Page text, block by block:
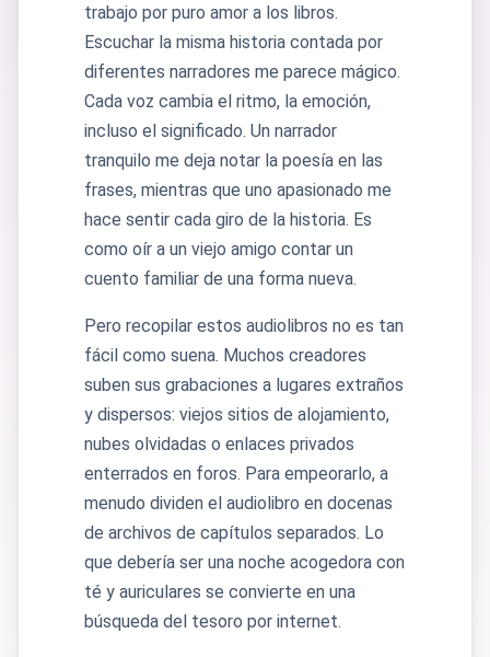
trabajo por puro amor a los libros.
Escuchar la misma historia contada por
diferentes narradores me parece mágico.
Cada voz cambia el ritmo, la emoción,
incluso el significado. Un narrador
tranquilo me deja notar la poesía en las
frases, mientras que uno apasionado me
hace sentir cada giro de la historia. Es
como oír a un viejo amigo contar un
cuento familiar de una forma nueva.
Pero recopilar estos audiolibros no es tan
fácil como suena. Muchos creadores
suben sus grabaciones a lugares extraños
y dispersos: viejos sitios de alojamiento,
nubes olvidadas o enlaces privados
enterrados en foros. Para empeorarlo, a
menudo dividen el audiolibro en docenas
de archivos de capítulos separados. Lo
que debería ser una noche acogedora con
té y auriculares se convierte en una
búsqueda del tesoro por internet.